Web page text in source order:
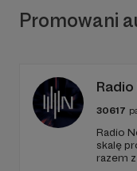
Promowani
30617
Radio
skalę
razem